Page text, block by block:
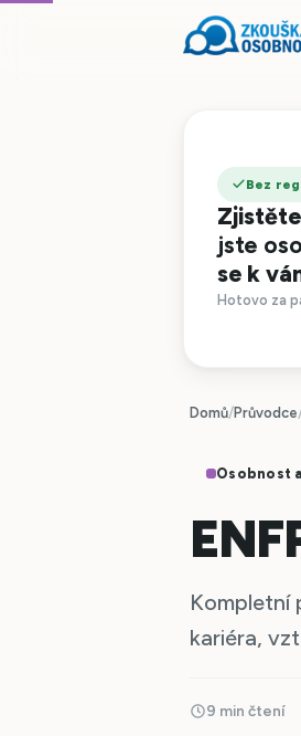
Bez
jste
se k
Hotovo za
Domů/Průvodce
Osobnost
Kompletní
kariéra,
9 min čtení